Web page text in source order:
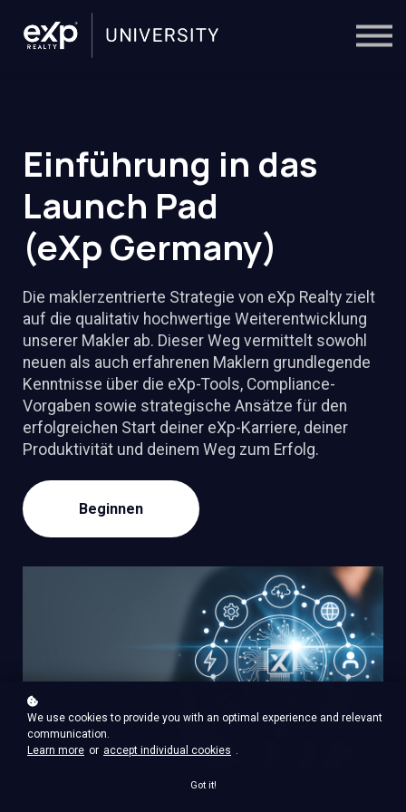
Trainers
Einführung in das
Launch Pad
(eXp Germany)
Die maklerzentrierte Strategie von eXp Realty zielt
auf die qualitativ hochwertige Weiterentwicklung
unserer Makler ab. Dieser Weg vermittelt sowohl
neuen als auch erfahrenen Maklern grundlegende
Kenntnisse über die eXp-Tools, Compliance-
Vorgaben sowie strategische Ansätze für den
erfolgreichen Start deiner eXp-Karriere, deiner
Produktivität und deinem Weg zum Erfolg.
Beginnen
We use cookies to provide you with an optimal experience and relevant
communication.
Learn more or accept individual cookies .
Got it!